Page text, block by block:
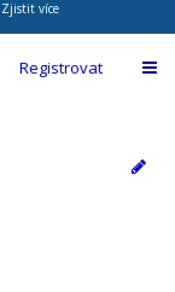
Zjistit více
Registrovat